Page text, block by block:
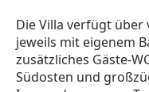
Die Villa verfügt über
jeweils mit eigenem
zusätzliches Gäste-
Südosten und